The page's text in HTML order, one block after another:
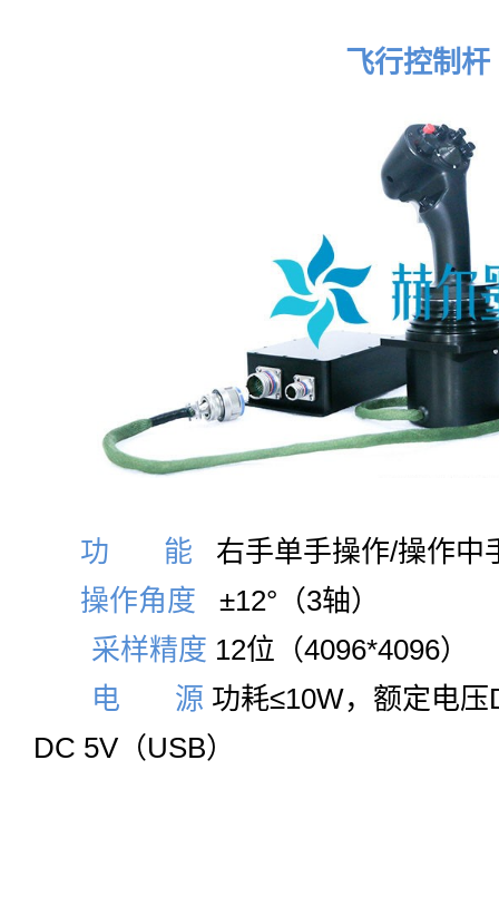
飞行控制杆
功 能
右手单手操作/操作中
操作角度
±12°（3轴）
采样精度 12位（4096*4096）
电 源 功耗≤10W，额定电
DC 5V（USB）